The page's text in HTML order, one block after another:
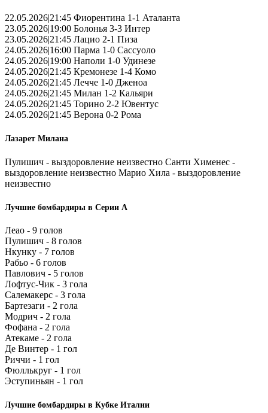
22.05.2026|21:45 Фиорентина 1-1 Аталанта
23.05.2026|19:00 Болонья 3-3 Интер
23.05.2026|21:45 Лацио 2-1 Пиза
24.05.2026|16:00 Парма 1-0 Сассуоло
24.05.2026|19:00 Наполи 1-0 Удинезе
24.05.2026|21:45 Кремонезе 1-4 Комо
24.05.2026|21:45 Лечче 1-0 Дженоа
24.05.2026|21:45 Милан 1-2 Кальяри
24.05.2026|21:45 Торино 2-2 Ювентус
24.05.2026|21:45 Верона 0-2 Рома
Лазарет Милана
Пулишич - выздоровление неизвестно Санти Хименес -
выздоровление неизвестно Марио Хила - выздоровление
неизвестно
Лучшие бомбардиры в Серии А
Леао - 9 голов
Пулишич - 8 голов
Нкунку - 7 голов
Рабьо - 6 голов
Павлович - 5 голов
Лофтус-Чик - 3 гола
Салемакерс - 3 гола
Бартезаги - 2 гола
Модрич - 2 гола
Фофана - 2 гола
Атекаме - 2 гола
Де Винтер - 1 гол
Риччи - 1 гол
Фюллькруг - 1 гол
Эступиньян - 1 гол
Лучшие бомбардиры в Кубке Италии